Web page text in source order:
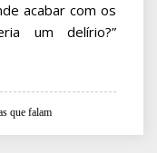
acabar com os
um delírio?”
que falam